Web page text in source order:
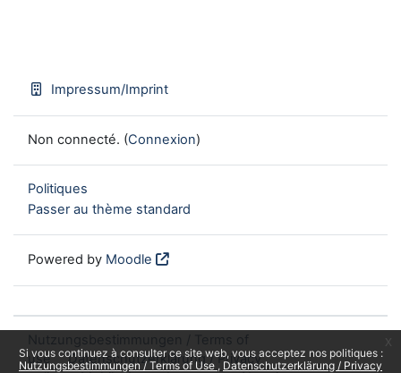
Si vous continuez à consulter ce site web, vous acceptez nos politiques :
Nutzungsbestimmungen / Terms of Use
Datenschutzerklärung / Privacy
Impressum/Imprint
Non connecté. (Connexion)
Politiques
Passer au thème standard
Powered by Moodle
use
Datenschutzerklärung / Privacy